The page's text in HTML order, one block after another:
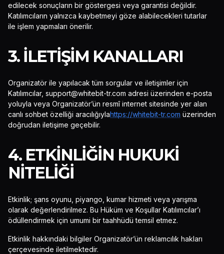
edilecek sonuçların bir göstergesi veya garantisi değildir.
Katılımcıların yalnızca kaybetmeyi göze alabilecekleri tutarlar
ile işlem yapmaları önerilir.
3. İLETIŞIM KANALLARI
Organizatör ile yapılacak tüm sorgular ve iletişimler için
Katılımcılar, support@whitebit-tr.com adresi üzerinden e-posta
yoluyla veya Organizatör’ün resmî internet sitesinde yer alan
canlı sohbet özelliği aracılığıylahttps://whitebit-tr.com üzerinden
doğrudan iletişime geçebilir.
4. ETKINLIĞIN HUKUKI
NITELIĞI
Etkinlik; şans oyunu, piyango, kumar hizmeti veya yarışma
olarak değerlendirilmez. Bu Hüküm ve Koşullar Katılımcılar’ı
ödüllendirmek için umumi bir taahhüdü temsil etmez.
Etkinlik hakkındaki bilgiler Organizatör’ün reklamcılık hakları
çerçevesinde iletilmektedir.